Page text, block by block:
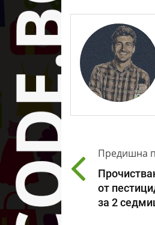
Предишна
от
за 2